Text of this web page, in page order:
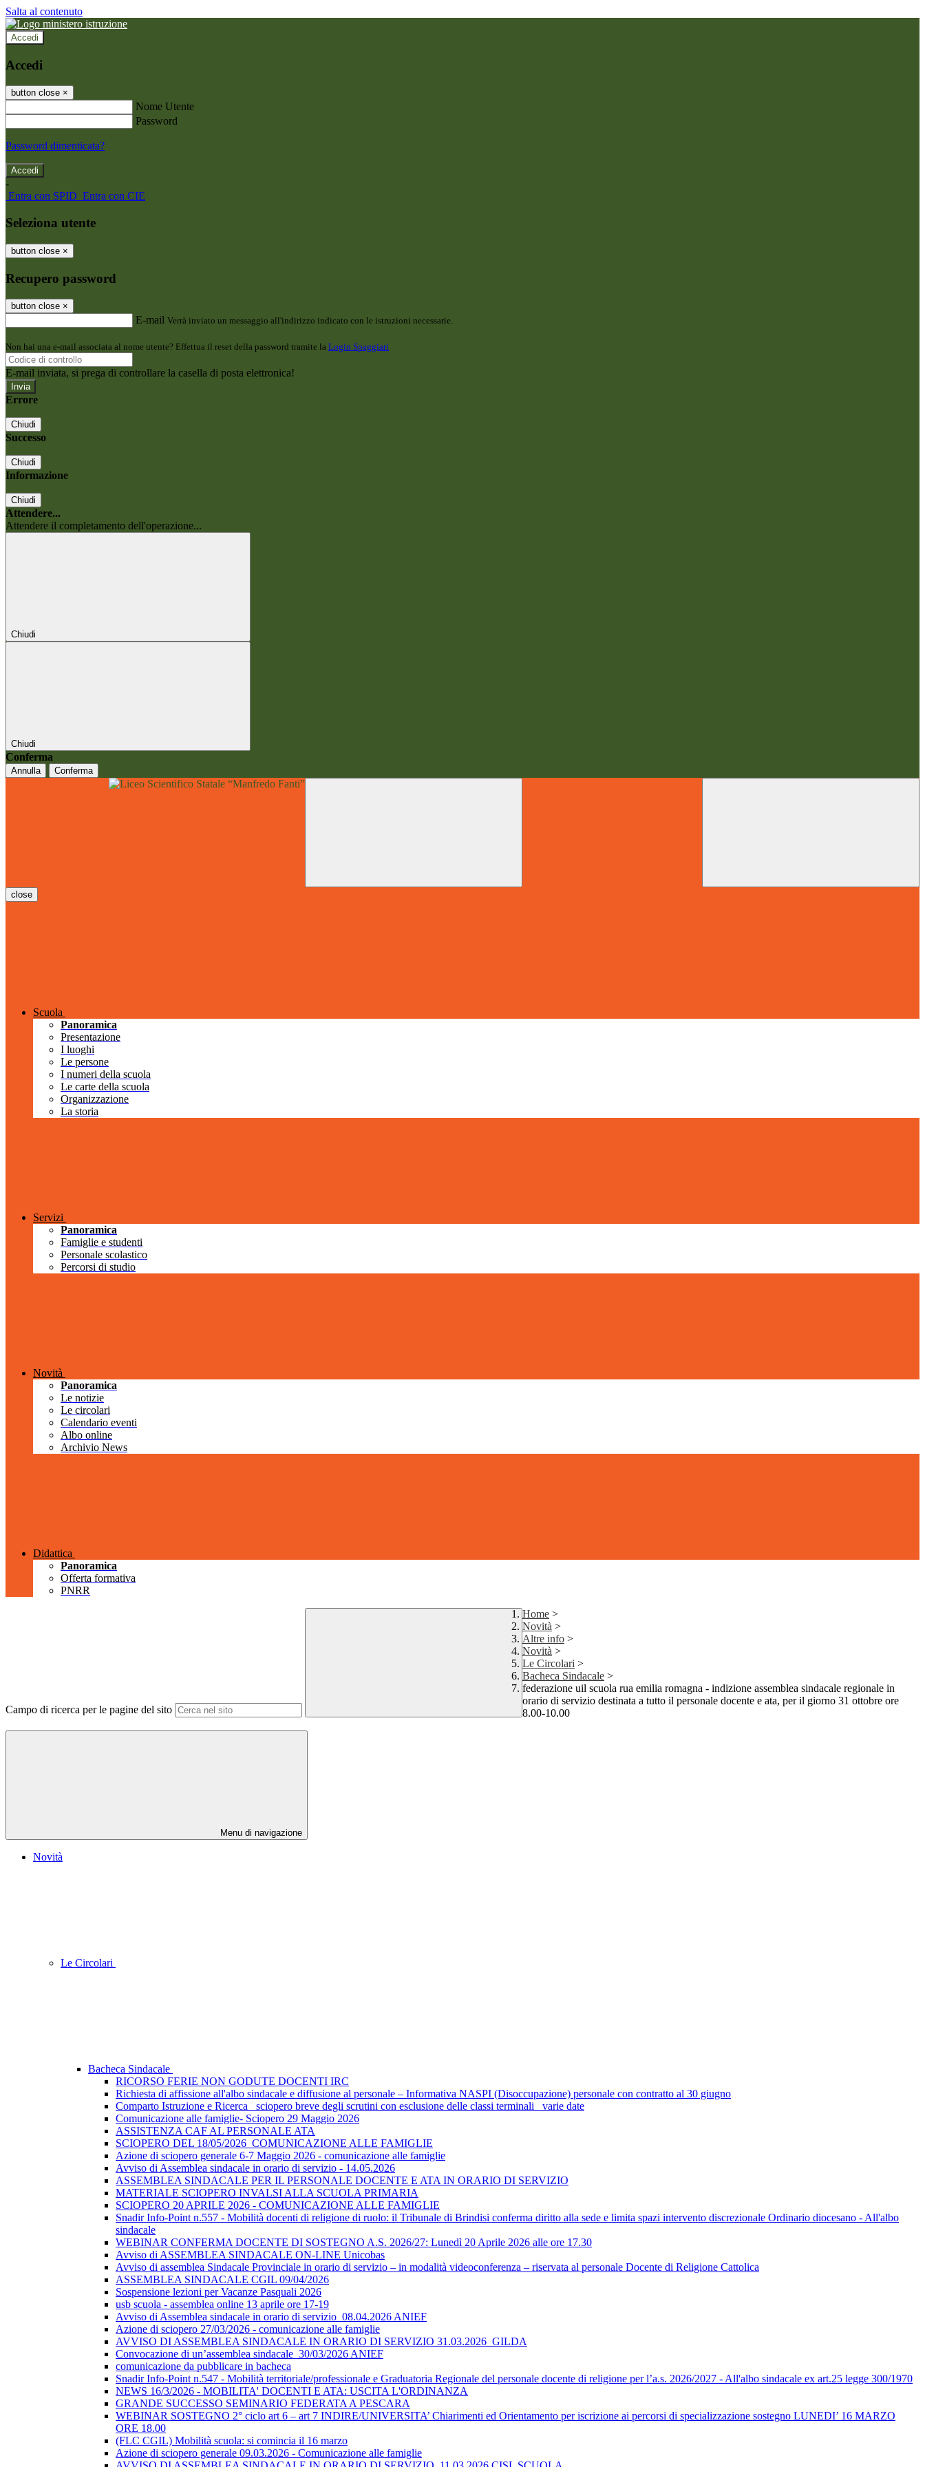
Salta al contenuto
Accedi
Accedi
button close ×
Nome Utente
Password
Password dimenticata?
-
Entra con SPID Entra con CIE
Seleziona utente
button close ×
Recupero password
button close ×
E-mail Verrà inviato un messaggio all'indirizzo indicato con le istruzioni necessarie.
Non hai una e-mail associata al nome utente? Effettua il reset della password tramite la Login Spaggiari
E-mail inviata, si prega di controllare la casella di posta elettronica!
Errore
Chiudi
Successo
Chiudi
Informazione
Chiudi
Attendere...
Attendere il completamento dell'operazione...
Chiudi
Chiudi
Conferma
Annulla Conferma
close
Scuola
Panoramica
Presentazione
I luoghi
Le persone
I numeri della scuola
Le carte della scuola
Organizzazione
La storia
Servizi
Panoramica
Famiglie e studenti
Personale scolastico
Percorsi di studio
Novità
Panoramica
Le notizie
Le circolari
Calendario eventi
Albo online
Archivio News
Didattica
Panoramica
Offerta formativa
PNRR
Campo di ricerca per le pagine del sito
Home >
Novità >
Altre info >
Novità >
Le Circolari >
Bacheca Sindacale >
federazione uil scuola rua emilia romagna - indizione assemblea sindacale regionale in
orario di servizio destinata a tutto il personale docente e ata, per il giorno 31 ottobre ore
8.00-10.00
Menu di navigazione
Novità
Le Circolari
Bacheca Sindacale
RICORSO FERIE NON GODUTE DOCENTI IRC
Richiesta di affissione all'albo sindacale e diffusione al personale – Informativa NASPI (Disoccupazione) personale con contratto al 30 giugno
Comparto Istruzione e Ricerca_ sciopero breve degli scrutini con esclusione delle classi terminali_ varie date
Comunicazione alle famiglie- Sciopero 29 Maggio 2026
ASSISTENZA CAF AL PERSONALE ATA
SCIOPERO DEL 18/05/2026_COMUNICAZIONE ALLE FAMIGLIE
Azione di sciopero generale 6-7 Maggio 2026 - comunicazione alle famiglie
Avviso di Assemblea sindacale in orario di servizio - 14.05.2026
ASSEMBLEA SINDACALE PER IL PERSONALE DOCENTE E ATA IN ORARIO DI SERVIZIO
MATERIALE SCIOPERO INVALSI ALLA SCUOLA PRIMARIA
SCIOPERO 20 APRILE 2026 - COMUNICAZIONE ALLE FAMIGLIE
Snadir Info-Point n.557 - Mobilità docenti di religione di ruolo: il Tribunale di Brindisi conferma diritto alla sede e limita spazi intervento discrezionale Ordinario diocesano - All'albo
sindacale
WEBINAR CONFERMA DOCENTE DI SOSTEGNO A.S. 2026/27: Lunedì 20 Aprile 2026 alle ore 17.30
Avviso di ASSEMBLEA SINDACALE ON-LINE Unicobas
Avviso di assemblea Sindacale Provinciale in orario di servizio – in modalità videoconferenza – riservata al personale Docente di Religione Cattolica
ASSEMBLEA SINDACALE CGIL 09/04/2026
Sospensione lezioni per Vacanze Pasquali 2026
usb scuola - assemblea online 13 aprile ore 17-19
Avviso di Assemblea sindacale in orario di servizio_08.04.2026 ANIEF
Azione di sciopero 27/03/2026 - comunicazione alle famiglie
AVVISO DI ASSEMBLEA SINDACALE IN ORARIO DI SERVIZIO 31.03.2026_GILDA
Convocazione di un’assemblea sindacale_30/03/2026 ANIEF
comunicazione da pubblicare in bacheca
Snadir Info-Point n.547 - Mobilità territoriale/professionale e Graduatoria Regionale del personale docente di religione per l’a.s. 2026/2027 - All'albo sindacale ex art.25 legge 300/1970
NEWS 16/3/2026 - MOBILITA' DOCENTI E ATA: USCITA L'ORDINANZA
GRANDE SUCCESSO SEMINARIO FEDERATA A PESCARA
WEBINAR SOSTEGNO 2° ciclo art 6 – art 7 INDIRE/UNIVERSITA’ Chiarimenti ed Orientamento per iscrizione ai percorsi di specializzazione sostegno LUNEDI’ 16 MARZO
ORE 18.00
(FLC CGIL) Mobilità scuola: si comincia il 16 marzo
Azione di sciopero generale 09.03.2026 - Comunicazione alle famiglie